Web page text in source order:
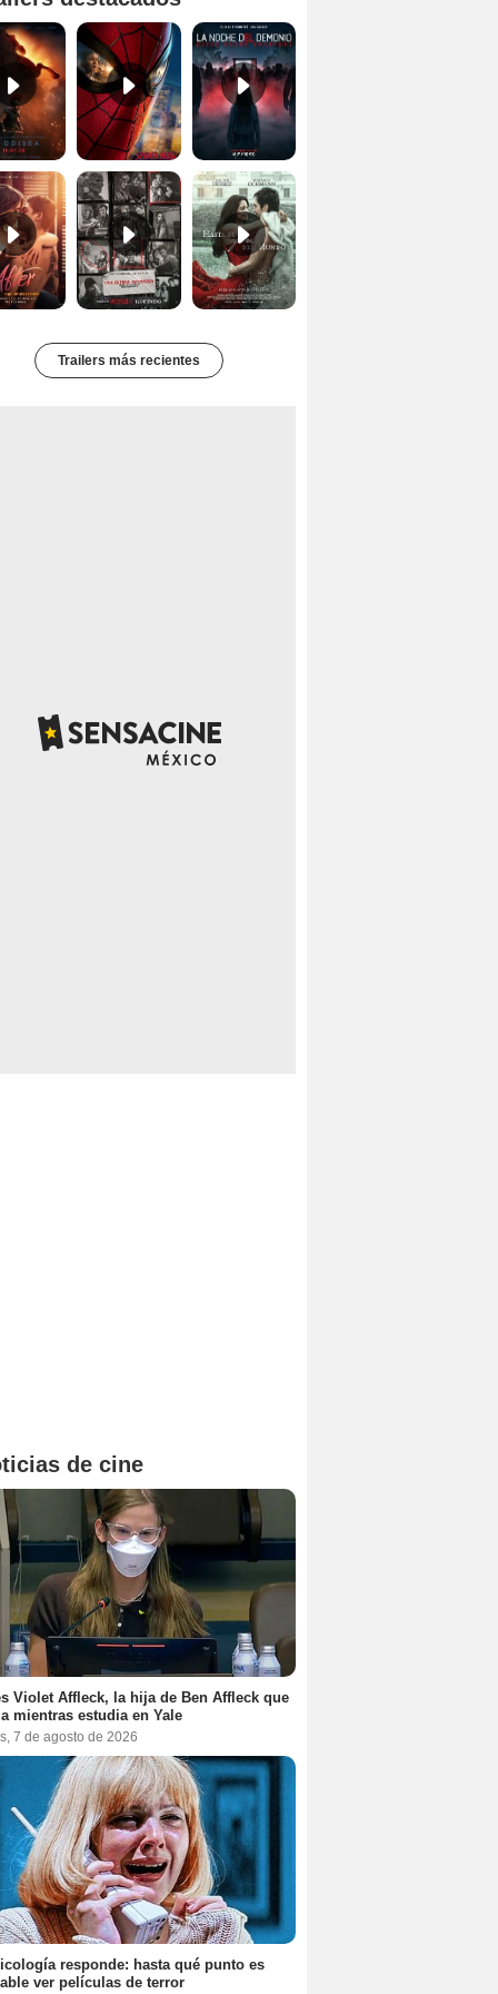
Primer tráiler oficial de 'La Odisea' 'Spider-Man Un Nuevo Día' - Tráiler oficial subtitulado
Tráiler de 'After: Aquí empieza todo' Primer Tráiler Oficial Subtitulado de 'Una última aventura: Detrás de cámaras de Stranger Things 5'
Trailers más recientes
de cine
Violet Affleck, la hija de Ben Affleck que
mientras estudia en Yale
7 de agosto de 2026
responde: hasta qué punto es
ver películas de terror